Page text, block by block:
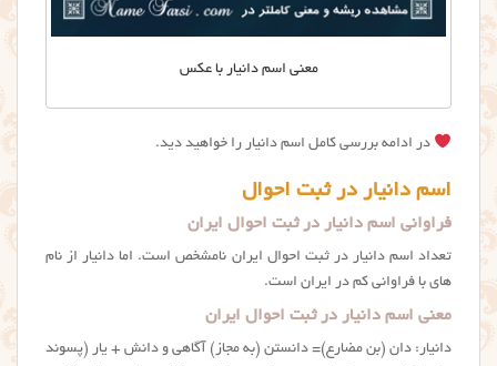
معنی اسم دانیار با عکس
در ادامه بررسی کامل اسم دانیار را خواهید دید.
اسم دانیار در ثبت احوال
فراوانی اسم دانیار در ثبت احوال ایران
تعداد اسم دانیار در ثبت احوال ایران نامشخص است. اما دانیار از نام
های با فراوانی کم در ایران است.
معنی اسم دانیار در ثبت احوال ایران
دانیار: دان (بن مضارع)= دانستن (به مجاز) آگاهی و دانش + یار (پسوند